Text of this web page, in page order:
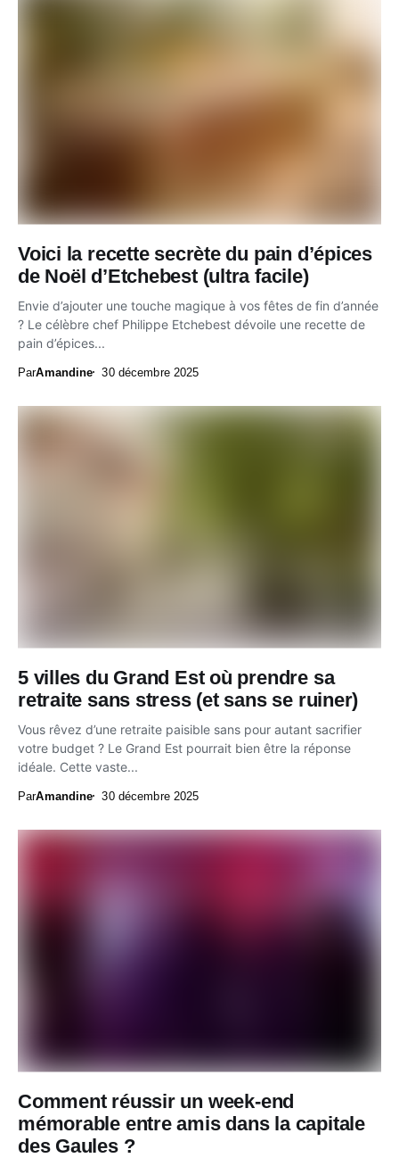
Voici la recette secrète du pain d’épices
de Noël d’Etchebest (ultra facile)
Envie d’ajouter une touche magique à vos fêtes de fin d’année
? Le célèbre chef Philippe Etchebest dévoile une recette de
pain d’épices...
ParAmandine 30 décembre 2025
5 villes du Grand Est où prendre sa
retraite sans stress (et sans se ruiner)
Vous rêvez d’une retraite paisible sans pour autant sacrifier
votre budget ? Le Grand Est pourrait bien être la réponse
idéale. Cette vaste...
ParAmandine 30 décembre 2025
Comment réussir un week-end
mémorable entre amis dans la capitale
des Gaules ?